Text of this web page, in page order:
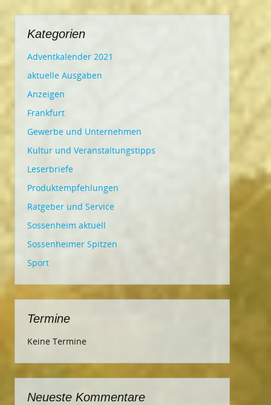
Kategorien
Adventkalender 2021
aktuelle Ausgaben
Anzeigen
Frankfurt
Gewerbe und Unternehmen
Kultur und Veranstaltungstipps
Leserbriefe
Produktempfehlungen
Ratgeber und Service
Sossenheim aktuell
Sossenheimer Spitzen
Sport
Termine
Keine Termine
Neueste Kommentare